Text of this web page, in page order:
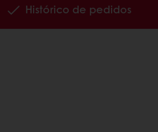
Histórico de pedidos